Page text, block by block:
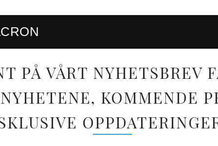
PÅ VÅRT NYHETSBREV
KOMMENDE